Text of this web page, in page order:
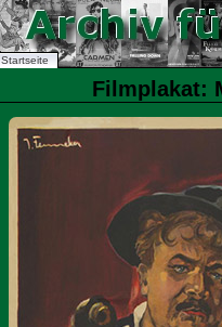
Startseite
Filmplakat: